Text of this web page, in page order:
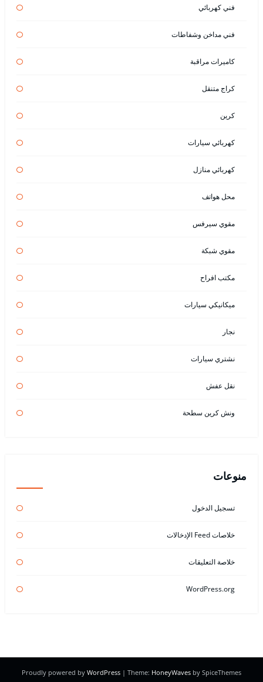
فني كهربائي
فني مداخن وشفاطات
كاميرات مراقبة
كراج متنقل
كرين
كهربائي سيارات
كهربائي منازل
محل هواتف
مقوي سيرفس
مقوي شبكة
مكتب افراح
ميكانيكي سيارات
نجار
نشتري سيارات
نقل عفش
ونش كرين سطحة
منوعات
تسجيل الدخول
خلاصات Feed الإدخالات
خلاصة التعليقات
WordPress.org
Proudly powered by WordPress | Theme: HoneyWaves by SpiceThemes